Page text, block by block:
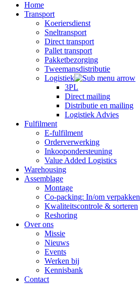
Home
Transport
Koeriersdienst
Sneltransport
Direct transport
Pallet transport
Pakketbezorging
Tweemansdistributie
Logistiek
3PL
Direct mailing
Distributie en mailing
Logistiek Advies
Fulfilment
E-fulfilment
Orderverwerking
Inkoopondersteuning
Value Added Logistics
Warehousing
Assemblage
Montage
Co-packing: In/om verpakken
Kwaliteitscontrole & sorteren
Reshoring
Over ons
Missie
Nieuws
Events
Werken bij
Kennisbank
Contact